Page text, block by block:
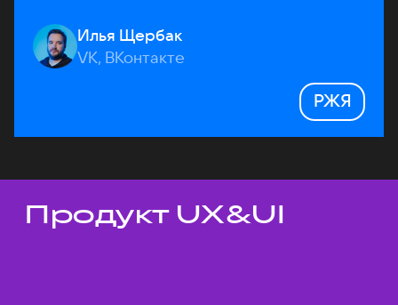
Илья Щербак
VK, ВКонтакте
РЖЯ
Темы докладов
Продукт UX&UI